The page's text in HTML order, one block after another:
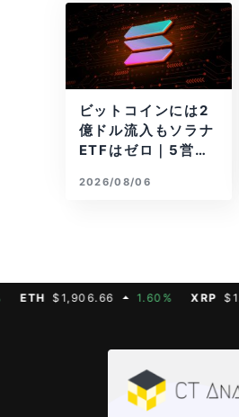
ビットコインには2
億ドル流入もソラナ
ETFはゼロ｜5営業
2026/08/06
$1,906.66 1.60% XRP $1.05